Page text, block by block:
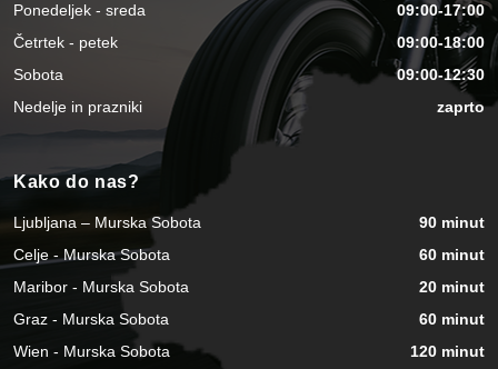
Ponedeljek - sreda
09:00-17:00
Četrtek - petek
09:00-18:00
Sobota
09:00-12:30
Nedelje in prazniki
zaprto
Kako do nas?
Ljubljana – Murska Sobota
90 minut
Celje - Murska Sobota
60 minut
Maribor - Murska Sobota
20 minut
Graz - Murska Sobota
60 minut
Wien - Murska Sobota
120 minut